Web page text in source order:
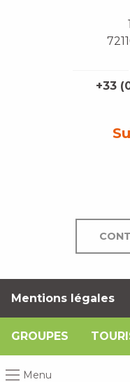
Menu
+33
Mentions légales
GROUPES